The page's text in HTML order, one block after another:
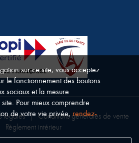
légales | Conditions générales de vente
Règlement intérieur
sur ce site, vous acceptez
le fonctionnement des boutons
sociaux et la mesure
Pour mieux comprendre
de votre vie privée,rendez-